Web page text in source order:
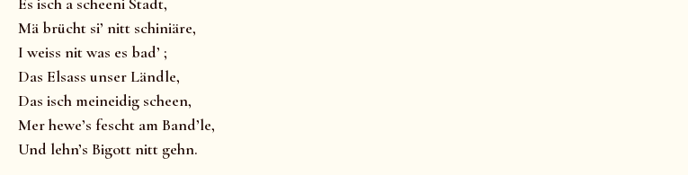
Mä brücht si’ nitt schiniäre,
I weiss nit was es bad’ ;
Das Elsass unser Ländle,
Das isch meineidig scheen,
Mer hewe’s fescht am Band’le,
Und lehn’s Bigott nitt gehn.